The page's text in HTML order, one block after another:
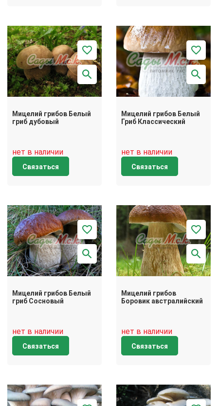
Мицелий грибов Белый
гриб дубовый
нет в наличии
Связаться
Мицелий грибов Белый
Гриб Классический
нет в наличии
Связаться
Мицелий грибов Белый
гриб Сосновый
нет в наличии
Связаться
Мицелий грибов
Боровик австралийский
нет в наличии
Связаться